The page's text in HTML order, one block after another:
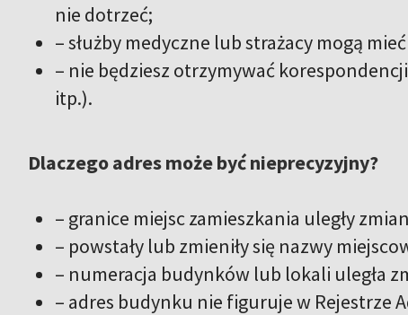
nie dotrzeć;
– służby medyczne lub strażacy mogą
– nie będziesz otrzymywać
itp.).
Dlaczego adres może być nieprecyzyjny?
– granice miejsc zamieszkania uległy
– powstały lub zmieniły się nazwy
– numeracja budynków lub lokali uległa
– adres budynku nie figuruje w Rejestrze